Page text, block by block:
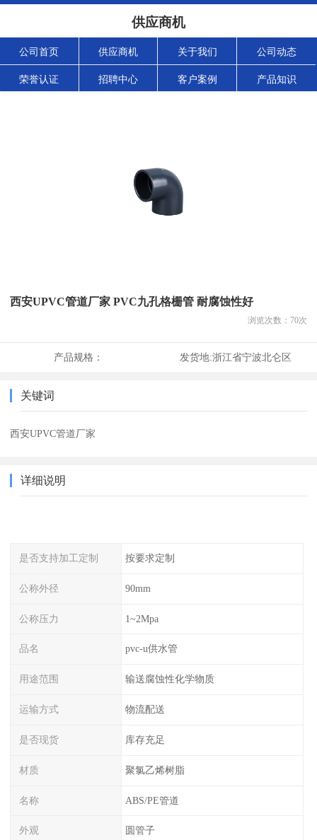
供应商机
公司首页 供应商机 关于我们 公司动态
荣誉认证 招聘中心 客户案例 产品知识
西安UPVC管道厂家 PVC九孔格栅管 耐腐蚀性好
浏览次数： 70次
产品规格： 发货地:浙江省宁波北仑区
关键词
西安UPVC管道厂家
详细说明
是否支持加工定制 按要求定制
公称外径 90mm
公称压力 1~2Mpa
品名 pvc-u供水管
用途范围 输送腐蚀性化学物质
运输方式 物流配送
是否现货 库存充足
材质 聚氯乙烯树脂
名称 ABS/PE管道
外观 圆管子